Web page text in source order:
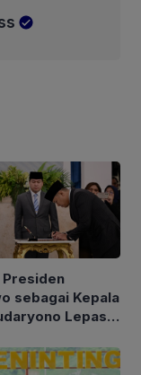
Presiden
sebagai Kepala
Lepas